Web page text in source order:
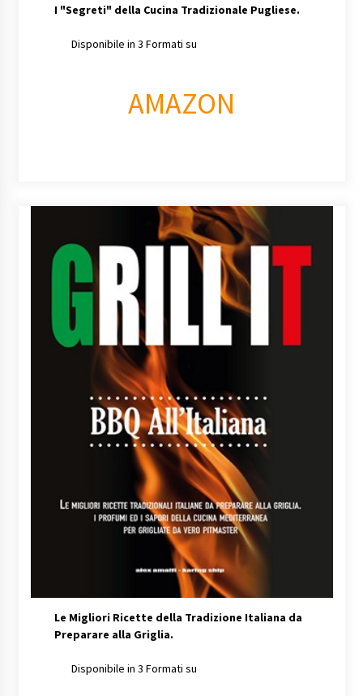
I "Segreti" della Cucina Tradizionale Pugliese.
Disponibile in 3 Formati su
AMAZON
Le Migliori Ricette della Tradizione Italiana da
Preparare alla Griglia.
Disponibile in 3 Formati su